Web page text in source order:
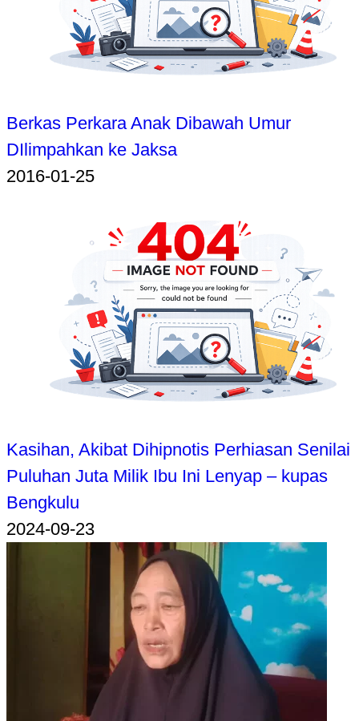
Berkas Perkara Anak Dibawah Umur
DIlimpahkan ke Jaksa
2016-01-25
Kasihan, Akibat Dihipnotis Perhiasan Senilai
Puluhan Juta Milik Ibu Ini Lenyap – kupas
Bengkulu
2024-09-23